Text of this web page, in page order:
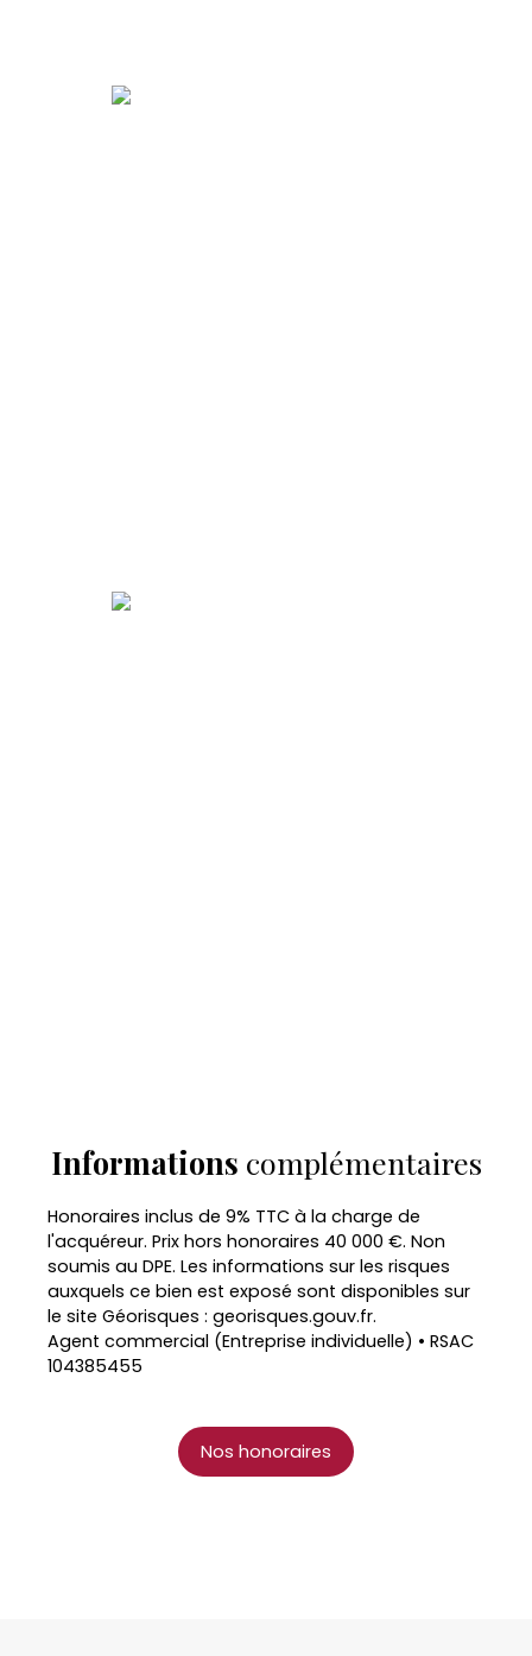
Informations complémentaires
Honoraires inclus de 9% TTC à la charge de
l'acquéreur. Prix hors honoraires 40 000 €. Non
soumis au DPE. Les informations sur les risques
auxquels ce bien est exposé sont disponibles sur
le site Géorisques : georisques.gouv.fr.
Agent commercial (Entreprise individuelle) • RSAC
104385455
Nos honoraires